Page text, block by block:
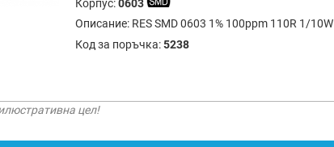
Корпус:0603
Описание: RES SMD 0603 1% 100ppm 110R 1/10W
Код за поръчка:5238
цел!